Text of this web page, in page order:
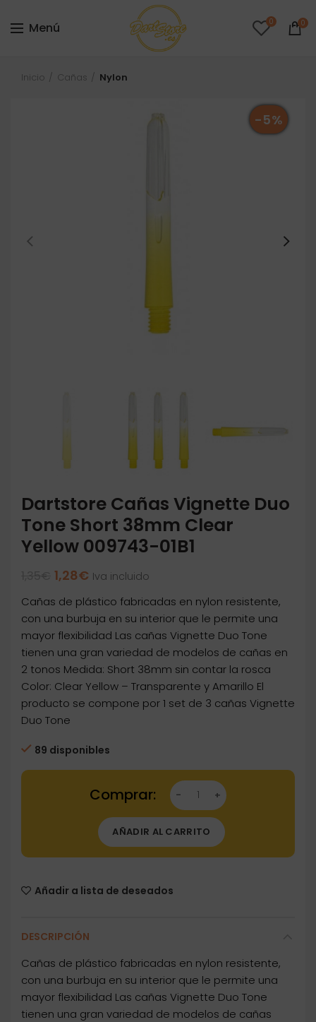
Menú 0 0
Inicio Cañas Nylon
-5%
Dartstore Cañas Vignette Duo
Tone Short 38mm Clear
Yellow 009743-01B1
El
original
era:
1,35€.
1,28€ El
actual
es:
1,28€.
Iva incluido
Cañas de plástico fabricadas en nylon resistente,
con una burbuja en su interior que le permite una
mayor flexibilidad Las cañas Vignette Duo Tone
tienen una gran variedad de modelos de cañas en
2 tonos Medida: Short 38mm sin contar la rosca
Color: Clear Yellow – Transparente y Amarillo El
producto se compone por 1 set de 3 cañas Vignette
Duo Tone
89 disponibles
Dartstore Cañas Vignette Duo Tone Short
AÑADIR AL CARRITO
Añadir a lista de deseados
DESCRIPCIÓN
Cañas de plástico fabricadas en nylon resistente,
con una burbuja en su interior que le permite una
mayor flexibilidad Las cañas Vignette Duo Tone
tienen una gran variedad de modelos de cañas